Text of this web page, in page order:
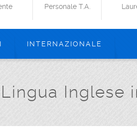
Personale T.A.
INTERNAZIONALE
Inglese